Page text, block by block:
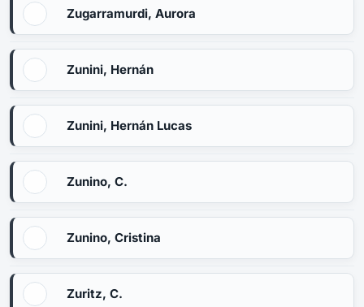
Zugarramurdi, Aurora
Zunini, Hernán
Zunini, Hernán Lucas
Zunino, C.
Zunino, Cristina
Zuritz, C.